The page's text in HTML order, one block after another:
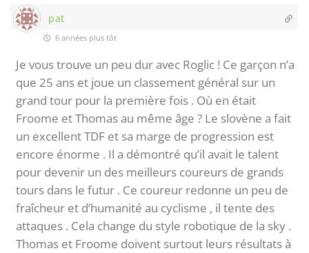
pat
6 années plus tôt
Je vous trouve un peu dur avec Roglic ! Ce garçon n’a
que 25 ans et joue un classement général sur un
grand tour pour la première fois . Où en était
Froome et Thomas au même âge ? Le slovène a fait
un excellent TDF et sa marge de progression est
encore énorme . Il a démontré qu’il avait le talent
pour devenir un des meilleurs coureurs de grands
tours dans le futur . Ce coureur redonne un peu de
fraîcheur et d’humanité au cyclisme , il tente des
attaques . Cela change du style robotique de la sky .
Thomas et Froome doivent surtout leurs résultats à